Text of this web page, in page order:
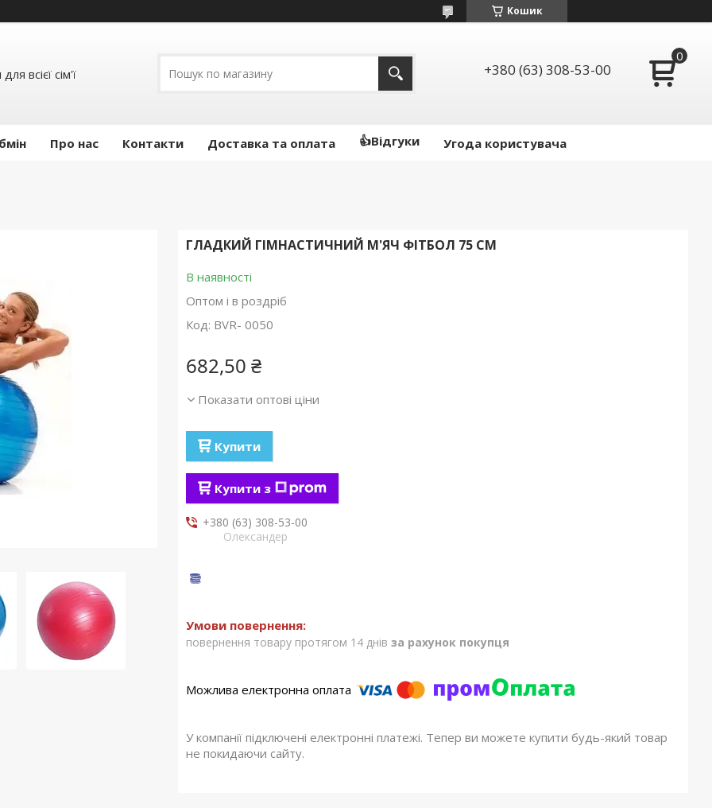
Кошик
всієї сім'ї +380 (63) 308-53-00
Про нас Контакти Доставка та оплата 👍Відгуки Угода користувача
ГЛАДКИЙ ГІМНАСТИЧНИЙ М'ЯЧ ФІТБОЛ 75 СМ
В наявності
Оптом і в роздріб
Код: BVR- 0050
682,50 ₴
Показати оптові ціни
Купити
Купити з
+380 (63) 308-53-00
Олександер
повернення товару протягом 14 днів за рахунок покупця
У компанії підключені електронні платежі. Тепер ви можете купити будь-який товар
не покидаючи сайту.